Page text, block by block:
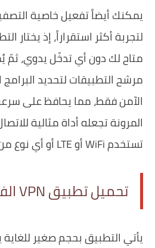
يمكنك أيضاً تفعيل خاصية
لتجربة أكثر استقراراً، إذ يختار
متاح لك دون أي تدخّل يدوي،
مرشح التطبيقات لتحديد البرامج
الآمن فقط، مما يحافظ على
المرونة تجعله أداة مثالية
تستخدم WiFi أو LTE أو أي نوع من شبكات الجيل الحديث.
تحميل تطبيق VPN الفلبين
يأتي التطبيق بحجم صغير